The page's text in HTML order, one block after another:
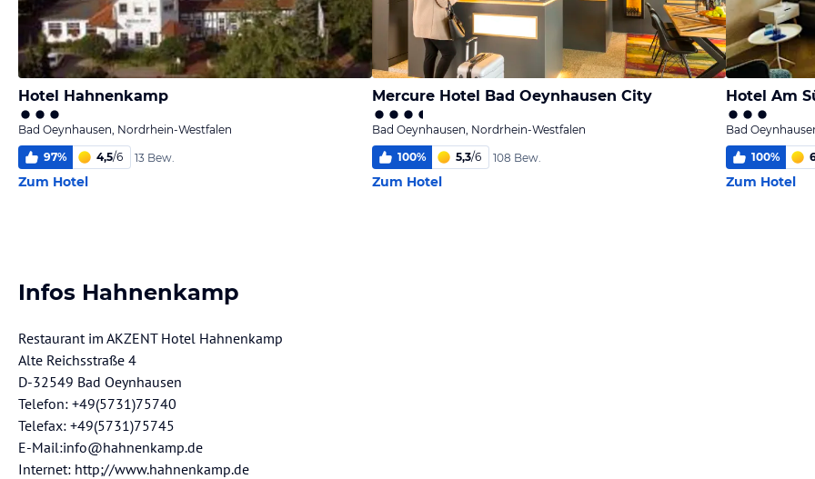
Hotel Hahnenkamp
Bad Oeynhausen, Nordrhein-Westfalen
97% 4,5/6 13 Bew.
Zum Hotel
Mercure Hotel Bad Oeynhausen City
Bad Oeynhausen, Nordrhein-Westfalen
100% 5,3/6 108 Bew.
Zum Hotel
Hotel Am
Bad
100%
Zum Hotel
Infos Hahnenkamp
Restaurant im AKZENT Hotel Hahnenkamp
Alte Reichsstraße 4
D-32549 Bad Oeynhausen
Telefon: +49(5731)75740
Telefax: +49(5731)75745
E-Mail:info@hahnenkamp.de
Internet: http;//www.hahnenkamp.de